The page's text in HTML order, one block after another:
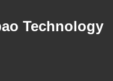
Technology